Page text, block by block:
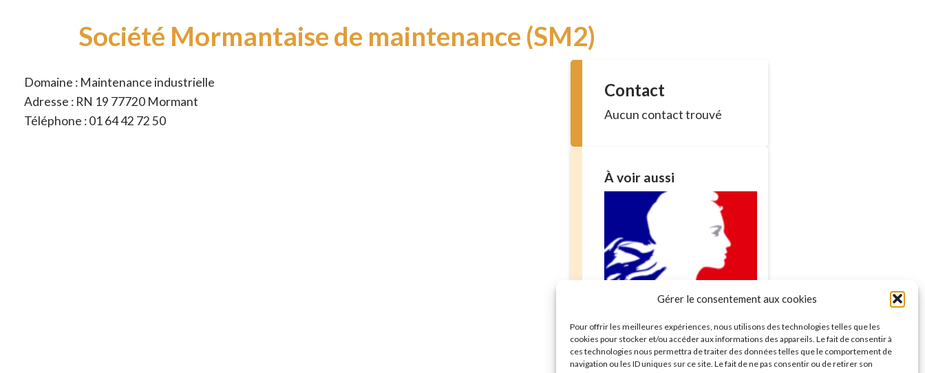
Gérer le consentement aux cookies
Pour offrir les meilleures expériences, nous utilisons des technologies telles que les
cookies pour stocker et/ou accéder aux informations des appareils. Le fait de consentir à
ces technologies nous permettra de traiter des données telles que le comportement de
navigation ou les ID uniques sur ce site. Le fait de ne pas consentir ou de retirer son
Société Mormantaise de maintenance (SM2)
Domaine : Maintenance industrielle
Adresse : RN 19 77720 Mormant
Téléphone : 01 64 42 72 50
Contact
Aucun contact trouvé
À voir aussi
municipal
En savoir plus >